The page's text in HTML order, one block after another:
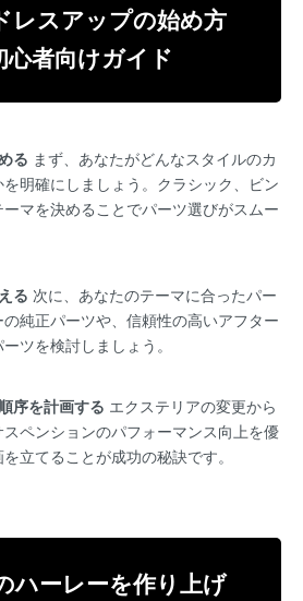
レスアップの始め方
心者向けガイド
る まず、あなたがどんなスタイルのカ
明確にしましょう。クラシック、ビン
マを決めることでパーツ選びがスムー
る 次に、あなたのテーマに合ったパー
純正パーツや、信頼性の高いアフター
ツを検討しましょう。
序を計画する エクステリアの変更から
ペンションのパフォーマンス向上を優
立てることが成功の秘訣です。
ハーレーを作り上げ